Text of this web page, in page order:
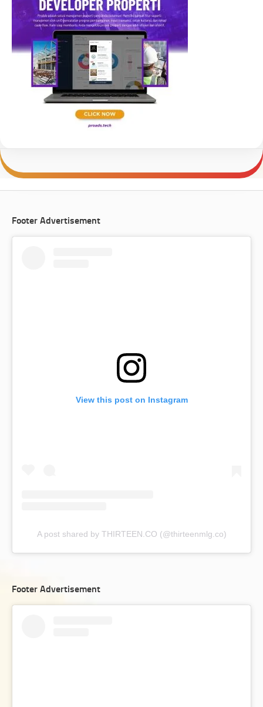
Footer Advertisement
View this post on Instagram
A post shared by THIRTEEN.CO (@thirteenmlg.co)
Footer Advertisement